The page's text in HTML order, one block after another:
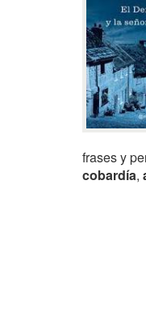
frases y
cobardía,